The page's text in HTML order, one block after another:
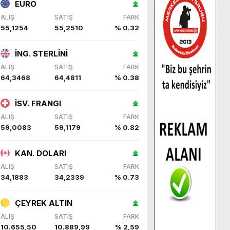
EURO
ALIŞ SATIŞ FARK
55,1254 55,2510 % 0.32
İNG. STERLİNİ
ALIŞ SATIŞ FARK
64,3468 64,4811 % 0.38
İSV. FRANGI
ALIŞ SATIŞ FARK
59,0083 59,1179 % 0.82
KAN. DOLARI
ALIŞ SATIŞ FARK
34,1883 34,2339 % 0.73
ÇEYREK ALTIN
ALIŞ SATIŞ FARK
10.655,50 10.889,99 % 2,59